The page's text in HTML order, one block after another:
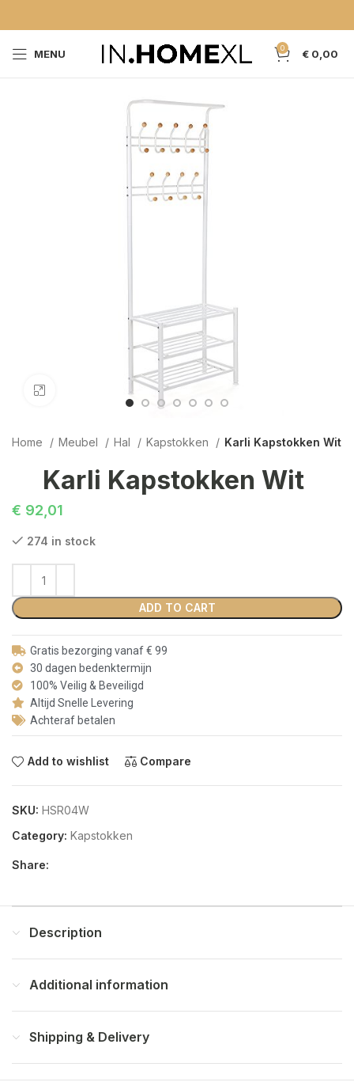
MENU 0 € 0,00
Home Meubel Hal Kapstokken Karli Kapstokken Wit
Karli Kapstokken Wit
€ 92,01
274 in stock
ADD TO CART
Gratis bezorging vanaf € 99
30 dagen bedenktermijn
100% Veilig & Beveiligd
Altijd Snelle Levering
Achteraf betalen
Add to wishlist Compare
SKU: HSR04W
Category: Kapstokken
Share:
Description
Additional information
Shipping & Delivery